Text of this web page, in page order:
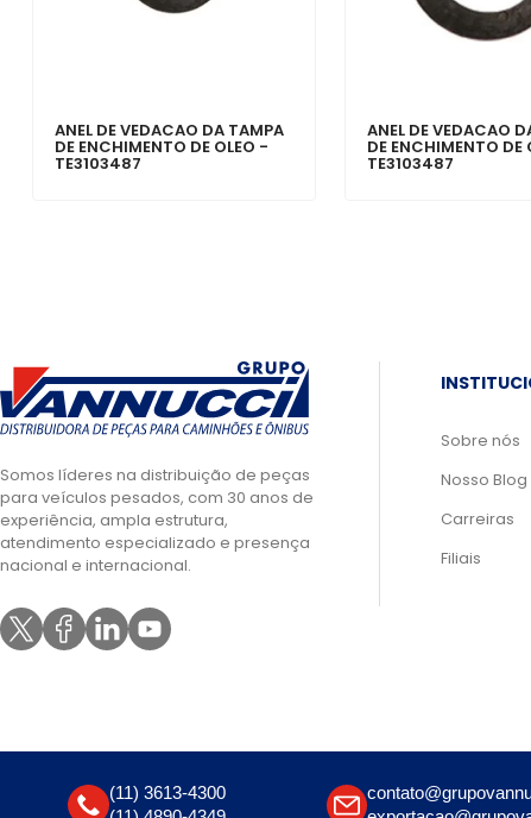
ANEL DE VEDACAO DA TAMPA
DE ENCHIMENTO DE OLEO -
TE3103487
ANEL DE VEDACAO
DE ENCHIMENTO DE
TE3103487
Somos líderes na distribuição de peças
para veículos pesados, com 30 anos de
experiência, ampla estrutura,
atendimento especializado e presença
nacional e internacional.
Sobre nós
Nosso Blog
Carreiras
Filiais
(11) 3613-4300